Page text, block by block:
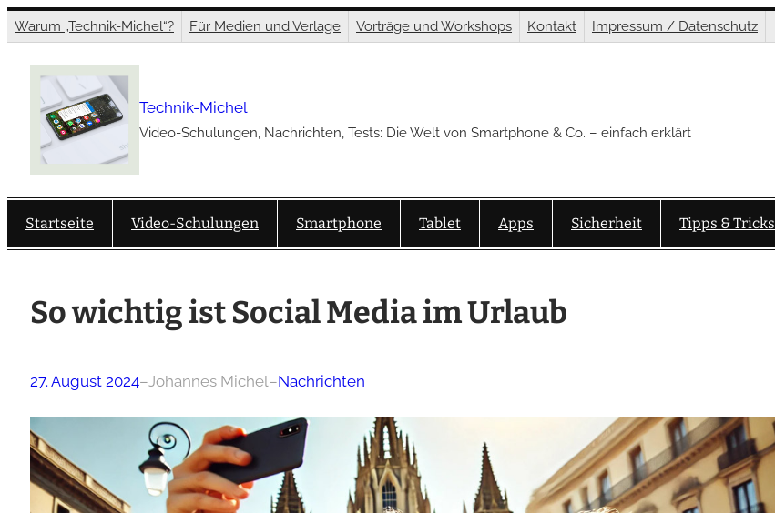
Zum
Inhalt
springen
Warum „Technik-Michel“? Für Medien und Verlage Vorträge und Workshops Kontakt Impressum / Datenschutz
Technik-Michel
Video-Schulungen, Nachrichten, Tests: Die Welt von Smartphone & Co. – einfach erklärt
Startseite Video-Schulungen Smartphone Tablet Apps Sicherheit Tipps & Tricks
So wichtig ist Social Media im Urlaub
27. August 2024–Johannes Michel–Nachrichten